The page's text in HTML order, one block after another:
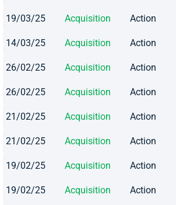
19/03/25 Acquisition Action
14/03/25 Acquisition Action
26/02/25 Acquisition Action
26/02/25 Acquisition Action
21/02/25 Acquisition Action
21/02/25 Acquisition Action
19/02/25 Acquisition Action
19/02/25 Acquisition Action